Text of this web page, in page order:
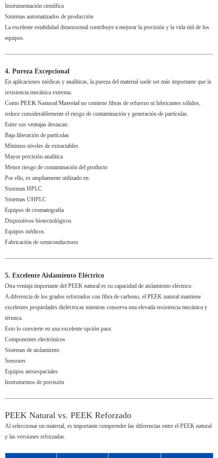
Instrumentación científica
Sistemas automatizados de producción
La excelente estabilidad dimensional contribuye a mejorar la precisión y la vida útil de los
equipos.
4. Pureza Excepcional
En aplicaciones médicas y analíticas, la pureza del material suele ser más importante que la
resistencia mecánica extrema.
Como PEEK Natural Material no contiene fibras de refuerzo ni lubricantes sólidos,
reduce considerablemente el riesgo de contaminación y generación de partículas.
Entre sus ventajas destacan:
Baja liberación de partículas
Mínimos niveles de extractables
Mayor precisión analítica
Menor riesgo de contaminación del producto
Por ello, es ampliamente utilizado en:
Sistemas HPLC
Sistemas UHPLC
Equipos de cromatografía
Dispositivos biotecnológicos
Equipos médicos
Fabricación de semiconductores
5. Excelente Aislamiento Eléctrico
Otra ventaja importante del PEEK natural es su capacidad de aislamiento eléctrico.
A diferencia de los grados reforzados con fibra de carbono, el PEEK natural mantiene
excelentes propiedades dieléctricas mientras conserva una elevada resistencia mecánica y
térmica.
Esto lo convierte en una excelente opción para:
Componentes electrónicos
Sistemas de aislamiento
Sensores
Equipos aeroespaciales
Instrumentos de precisión
PEEK Natural vs. PEEK Reforzado
Al seleccionar un material, es importante comprender las diferencias entre el PEEK natural
y las versiones reforzadas.